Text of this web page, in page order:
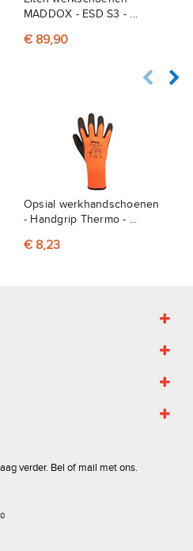
MADDOX - ESD S3 - ...
€ 89,90
Opsial werkhandschoenen
- Handgrip Thermo - ...
€ 8,23
verder. Bel of mail met ons.